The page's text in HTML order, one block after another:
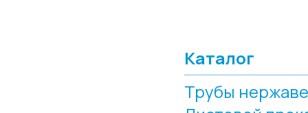
Каталог
Трубы